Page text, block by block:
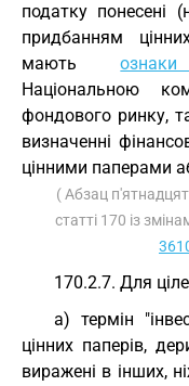
податку понесені
придбанням
мають
Національною
фондового ринку,
визначенні
цінними паперами
( Абзац
статті 170 із
170.2.7. Для
а) термін
цінних паперів,
виражені в інших,